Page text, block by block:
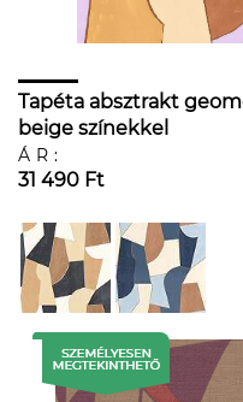
Tapéta absztrakt
beige színekkel
ÁR:
31 490 Ft